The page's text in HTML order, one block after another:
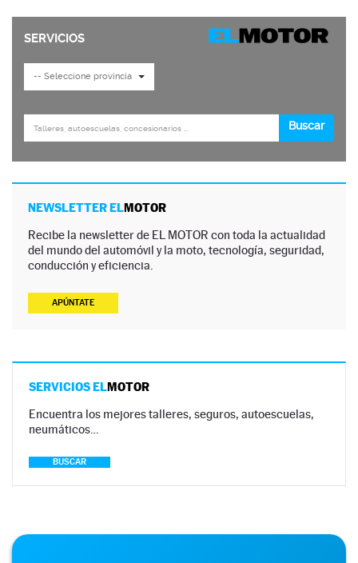
NEWSLETTER ELMOTOR
Recibe la newsletter de EL MOTOR con toda la actualidad
del mundo del automóvil y la moto, tecnología, seguridad,
conducción y eficiencia.
APÚNTATE
SERVICIOS ELMOTOR
Encuentra los mejores talleres, seguros, autoescuelas,
neumáticos…
BUSCAR